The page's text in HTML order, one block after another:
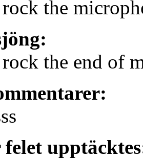
the
the end of